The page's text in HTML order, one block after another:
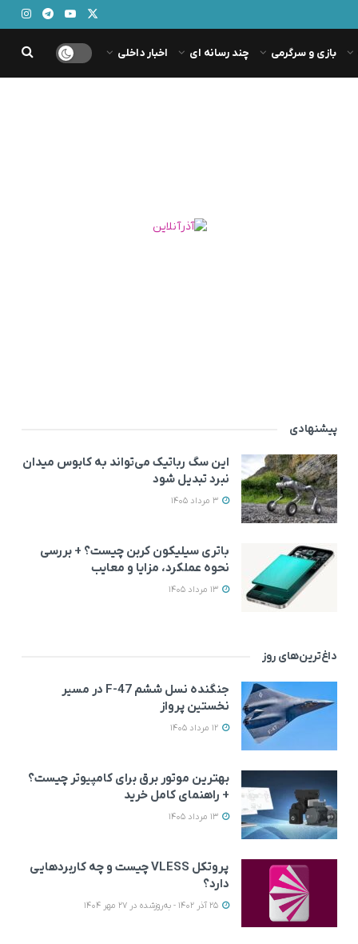
بازی و سرگرمی چند رسانه ای اخبار داخلی
پیشنهادی
این سگ رباتیک می‌تواند به کابوس میدان
نبرد تبدیل شود
باتری سیلیکون کربن چیست؟ + بررسی
نحوه عملکرد، مزایا و معایب
داغ‌ترین‌های روز
جنگنده نسل ششم F-47 در مسیر
نخستین پرواز
بهترین موتور برق برای کامپیوتر چیست؟
+ راهنمای کامل خرید
پروتکل VLESS چیست و چه کاربردهایی
دارد؟